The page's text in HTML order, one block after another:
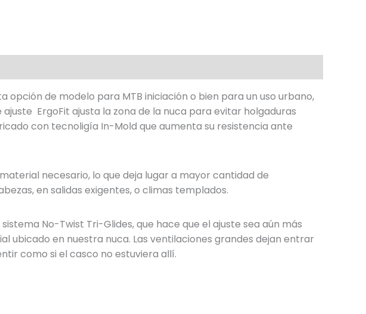
opción de modelo para MTB iniciación o bien para un uso urbano,
ErgoFit ajusta la zona de la nuca para evitar holgaduras
con tecnoligía In-Mold que aumenta su resistencia ante
necesario, lo que deja lugar a mayor cantidad de
en salidas exigentes, o climas templados.
No-Twist Tri-Glides, que hace que el ajuste sea aún más
en nuestra nuca. Las ventilaciones grandes dejan entrar
como si el casco no estuviera allí.